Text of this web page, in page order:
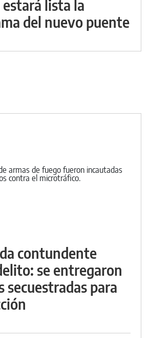
lista la
del nuevo puente
contundente
se entregaron
secuestradas para